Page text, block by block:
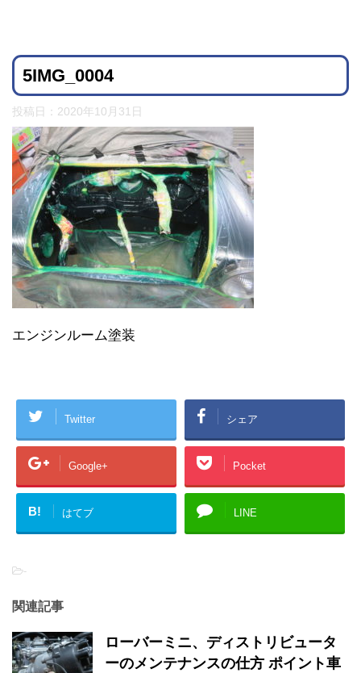
5IMG_0004
投稿日： 2020年10月31日
エンジンルーム塗装
Twitter シェア
Google+ Pocket
B! はてブ LINE
-
関連記事
ローバーミニ、ディストリビュータ
ーのメンテナンスの仕方 ポイント車